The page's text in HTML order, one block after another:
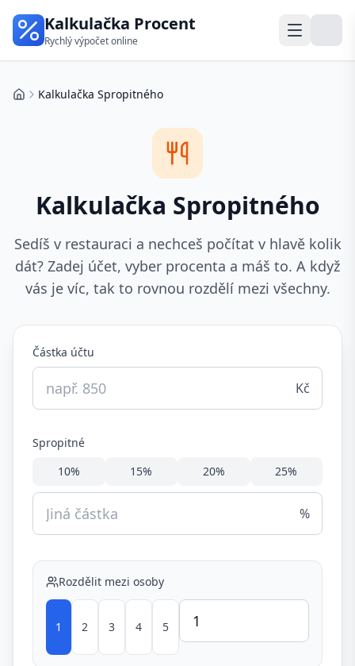
Kalkulačka Procent
Rychlý výpočet online
DomůKalkulačka Spropitného
Kalkulačka Spropitného
Sedíš v restauraci a nechceš počítat v hlavě kolik
dát? Zadej účet, vyber procenta a máš to. A když
vás je víc, tak to rovnou rozdělí mezi všechny.
Částka účtu
Kč
Spropitné
10% 15% 20% 25%
%
Rozdělit mezi osoby
1 2 3 4 5